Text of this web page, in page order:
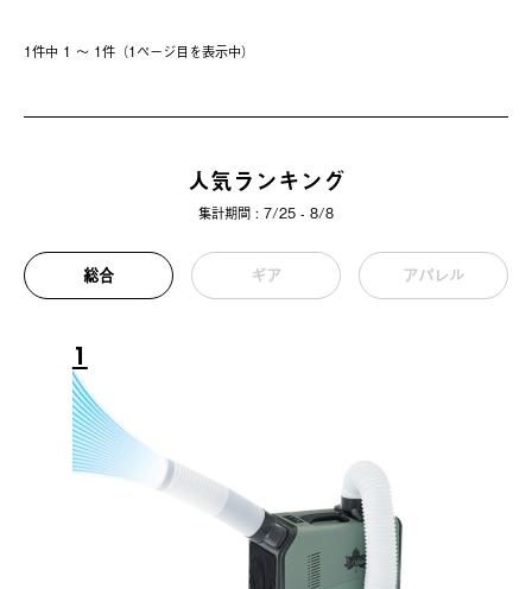
1件中 1 〜 1件（1ページ⽬を表⽰中）
人気ランキング
集計期間 : 7/25 - 8/8
総合 ギア アパレル
1